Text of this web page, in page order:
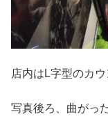
店内はL字型のカ
写真後ろ、曲がっ